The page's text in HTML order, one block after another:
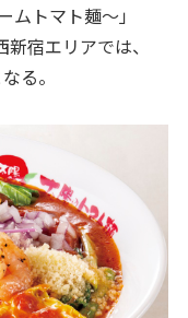
ムトマト麺～」
宿エリアでは、
る。